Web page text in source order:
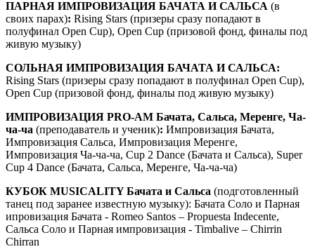
ПАРНАЯ ИМПРОВИЗАЦИЯ БАЧАТА И САЛЬСА (в
своих парах): Rising Stars (призеры сразу попадают в
полуфинал Open Cup), Open Cup (призовой фонд, финалы под
живую музыку)
СОЛЬНАЯ ИМПРОВИЗАЦИЯ БАЧАТА И САЛЬСА:
Rising Stars (призеры сразу попадают в полуфинал Open Cup),
Open Cup (призовой фонд, финалы под живую музыку)
ИМПРОВИЗАЦИЯ PRO-AM Бачата, Сальса, Меренге, Ча-
ча-ча (преподаватель и ученик): Импровизация Бачата,
Импровизация Сальса, Импровизация Меренге,
Импровизация Ча-ча-ча, Cup 2 Dance (Бачата и Сальса), Super
Cup 4 Dance (Бачата, Сальса, Меренге, Ча-ча-ча)
КУБОК MUSICALITY Бачата и Сальса (подготовленный
танец под заранее известную музыку): Бачата Соло и Парная
ипровизация Бачата - Romeo Santos – Propuesta Indecente,
Сальса Соло и Парная импровизация - Timbalive – Chirrin
Chirran